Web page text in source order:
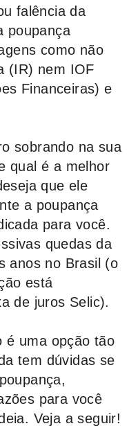
falência da
poupança
como não
(IR) nem IOF
Financeiras) e
sobrando na sua
qual é a melhor
que ele
a poupança
para você.
quedas da
anos no Brasil (o
está
de juros Selic).
é uma opção tão
tem dúvidas se
para você
Veja a seguir!